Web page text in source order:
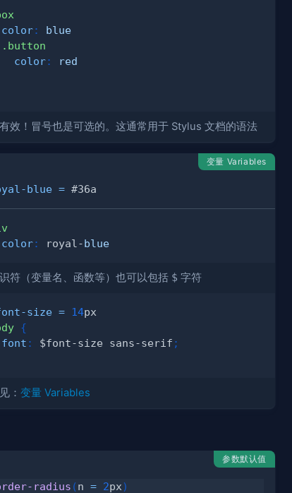
color:
blue
.button
color: red
效！冒号也是可选的。这通常用于 Stylus 文档的语法
变量 Variables
blue = #36a
color: royal-blue
符（变量名、函数等）也可以包括 $ 字符
size = 14px
{
font : $font-size sans-serif ;
：变量 Variables
参数默认值
radius (n = 2px)